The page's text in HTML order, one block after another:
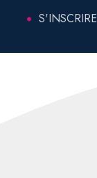
S'INSCRIRE